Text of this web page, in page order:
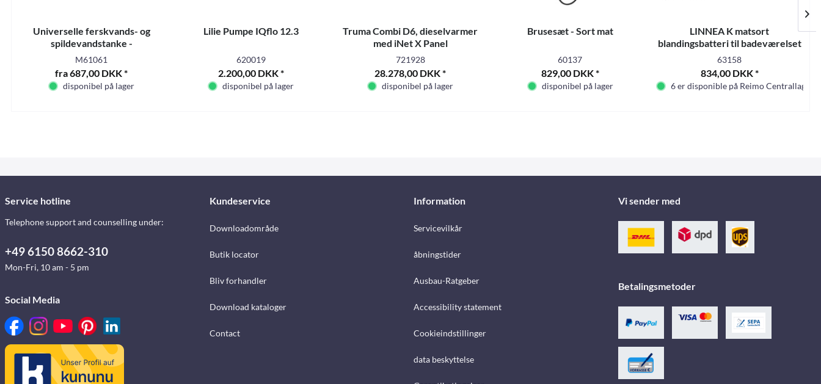
Universelle ferskvands- og
spildevandstanke -
M61061
fra 687,00 DKK *
disponibel på lager
Lilie Pumpe IQflo 12.3
620019
2.200,00 DKK *
disponibel på lager
Truma Combi D6, dieselvarmer
med iNet X Panel
721928
28.278,00 DKK *
disponibel på lager
Brusesæt - Sort mat
60137
829,00 DKK *
disponibel på lager
LINNEA K matsort
blandingsbatteri til badeværelset
63158
834,00 DKK *
6 er disponible på Reimo Centrallager
Service hotline
Telephone support and counselling under:
+49 6150 8662-310
Mon-Fri, 10 am - 5 pm
Social Media
Kundeservice
Downloadområde
Butik locator
Bliv forhandler
Download kataloger
Contact
Information
Servicevilkår
åbningstider
Ausbau-Ratgeber
Accessibility statement
Cookieindstillinger
data beskyttelse
Vi sender med
Betalingsmetoder